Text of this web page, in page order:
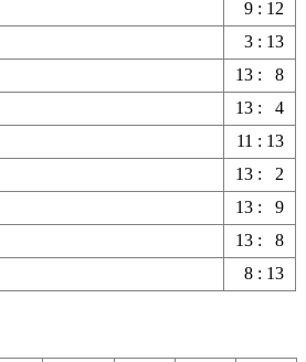
9 : 12
3 : 13
13 : 8
13 : 4
11 : 13
13 : 2
13 : 9
13 : 8
8 : 13